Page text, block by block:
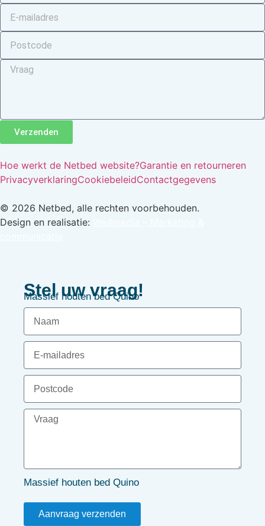
Verzenden
Hoe werkt de Netbed website?Garantie en retourneren
PrivacyverklaringCookiebeleidContactgegevens
© 2026 Netbed, alle rechten voorbehouden.
Design en realisatie:
Stel uw vraag!
Massief houten bed Quino
Massief houten bed Quino
Aanvraag verzenden